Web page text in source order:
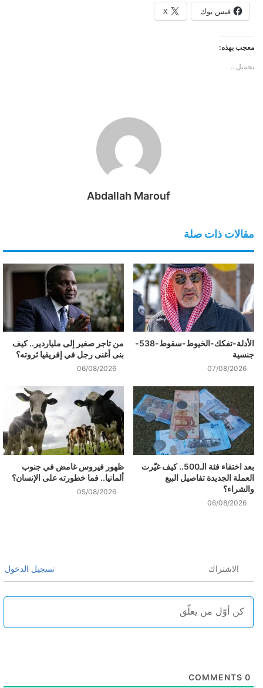
فيس بوك X
معجب بهذه:
تحميل...
Abdallah Marouf
مقالات ذات صلة
الأدلة-تفكك-الخيوط-سقوط-538-
جنسية
07/08/2026
من تاجر صغير إلى ملياردير.. كيف
بنى أغنى رجل في إفريقيا ثروته؟
06/08/2026
بعد اختفاء فئة الـ500.. كيف غيّرت
العملة الجديدة تفاصيل البيع
والشراء؟
06/08/2026
ظهور فيروس غامض في جنوب
ألمانيا.. فما خطورته على الإنسان؟
05/08/2026
الاشتراك تسجيل الدخول
0